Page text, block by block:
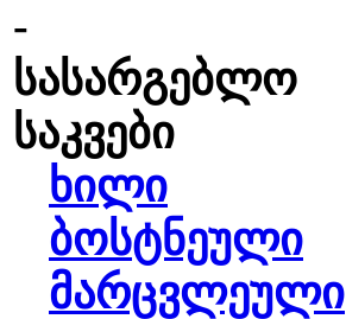
-
სასარგებლო
საკვები
ხილი
ბოსტნეული
მარცვლეული